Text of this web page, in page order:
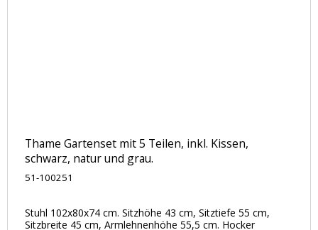
Thame Gartenset mit 5 Teilen, inkl. Kissen,
schwarz, natur und grau.
51-100251
Stuhl 102x80x74 cm. Sitzhöhe 43 cm, Sitztiefe 55 cm,
Sitzbreite 45 cm, Armlehnenhöhe 55,5 cm. Hocker